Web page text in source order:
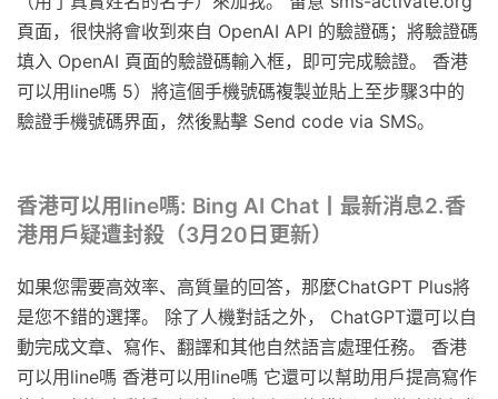
頁面，很快將會收到來自 OpenAI API 的驗證碼；將驗證碼
填入 OpenAI 頁面的驗證碼輸入框，即可完成驗證。 香港
可以用line嗎 5）將這個手機號碼複製並貼上至步驟3中的
驗證手機號碼界面，然後點擊 Send code via SMS。
香港可以用line嗎: Bing AI Chat丨最新消息2.香
港用戶疑遭封殺（3月20日更新）
如果您需要高效率、高質量的回答，那麼ChatGPT Plus將
是您不錯的選擇。 除了人機對話之外， ChatGPT還可以自
動完成文章、寫作、翻譯和其他自然語言處理任務。 香港
可以用line嗎 香港可以用line嗎 它還可以幫助用戶提高寫作